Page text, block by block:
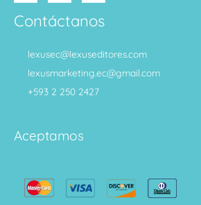
Contáctanos
lexusec@lexuseditores.com
lexusmarketing.ec@gmail.com
+593 2 250 2427
Aceptamos